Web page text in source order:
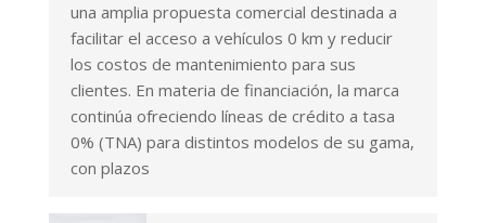
una amplia propuesta comercial destinada a
facilitar el acceso a vehículos 0 km y reducir
los costos de mantenimiento para sus
clientes. En materia de financiación, la marca
continúa ofreciendo líneas de crédito a tasa
0% (TNA) para distintos modelos de su gama,
con plazos